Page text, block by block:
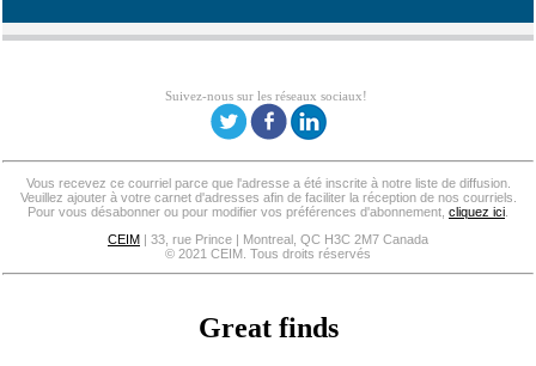
Suivez-nous sur les réseaux sociaux!
Vous recevez ce courriel parce que l'adresse a été inscrite à notre liste de diffusion.
Veuillez ajouter à votre carnet d'adresses afin de faciliter la réception de nos courriels.
Pour vous désabonner ou pour modifier vos préférences d'abonnement, cliquez ici
CEIM | 33, rue Prince | Montreal, QC H3C 2M7 Canada
© 2021 CEIM. Tous droits réservés
Great finds